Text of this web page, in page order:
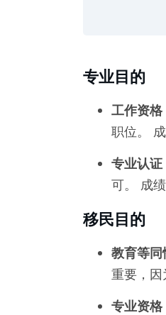
专业目的
工作资格
职位。
专业认证
可。 成
移民目的
教育等同
重要，因
专业资格